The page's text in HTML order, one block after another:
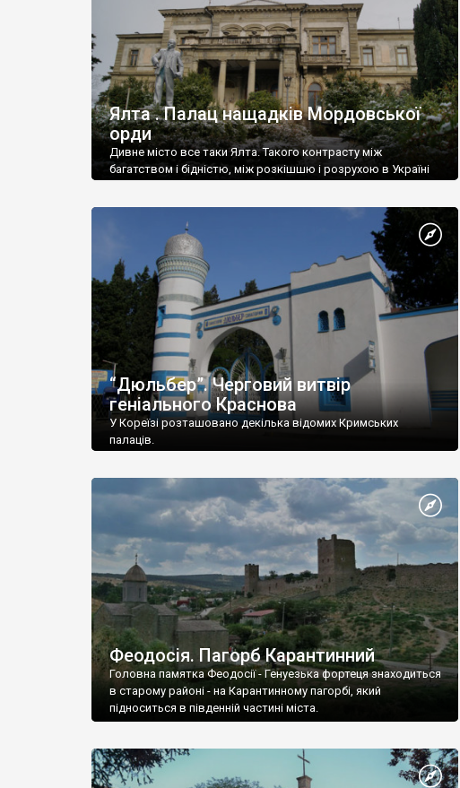
Ялта . Палац нащадків Мордовської
орди
Дивне місто все таки Ялта. Такого контрасту між
багатством і бідністю, між розкішшю і розрухою в Україні
“Дюльбер”. Черговий витвір
геніального Краснова
У Кореїзі розташовано декілька відомих Кримських
палаців.
Феодосія. Пагорб Карантинний
Головна памятка Феодосії - Генуезька фортеця знаходиться
в старому районі - на Карантинному пагорбі, який
підноситься в південній частині міста.